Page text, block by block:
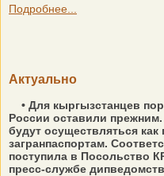
Подробнее...
Актуально
• Для кыргызстанцев
России оставили
будут осуществляться как
загранпаспортам.
поступила в Посольство
пресс-службе